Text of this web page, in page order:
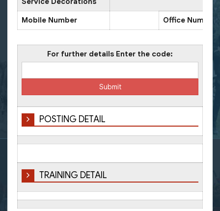
Mobile Number Office Number
For further details Enter the code:
POSTING DETAIL
TRAINING DETAIL